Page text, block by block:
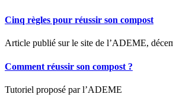
Cinq règles pour réussir son compost
Article publié sur le site de l’ADEME,
Comment réussir son compost ?
Tutoriel proposé par l’ADEME